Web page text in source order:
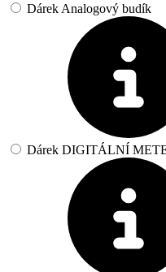
Dárek Analogový budík
Dárek DIGITÁLNÍ